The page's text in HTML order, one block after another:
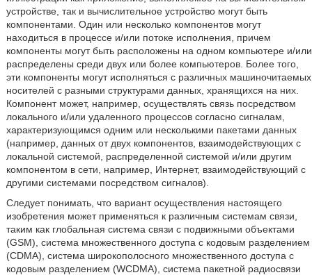
устройстве, так и вычислительное устройство могут быть
компонентами. Один или несколько компонентов могут
находиться в процессе и/или потоке исполнения, причем
компоненты могут быть расположены на одном компьютере и/или
распределены среди двух или более компьютеров. Более того,
эти компоненты могут исполняться с различных машиночитаемых
носителей с разными структурами данных, хранящихся на них.
Компонент может, например, осуществлять связь посредством
локального и/или удаленного процессов согласно сигналам,
характеризующимся одним или несколькими пакетами данных
(например, данных от двух компонентов, взаимодействующих с
локальной системой, распределенной системой и/или другим
компонентом в сети, например, Интернет, взаимодействующий с
другими системами посредством сигналов).
Следует понимать, что вариант осуществления настоящего
изобретения может применяться к различным системам связи,
таким как глобальная система связи с подвижными объектами
(GSM), система множественного доступа с кодовым разделением
(CDMA), система широкополосного множественного доступа с
кодовым разделением (WCDMA), система пакетной радиосвязи